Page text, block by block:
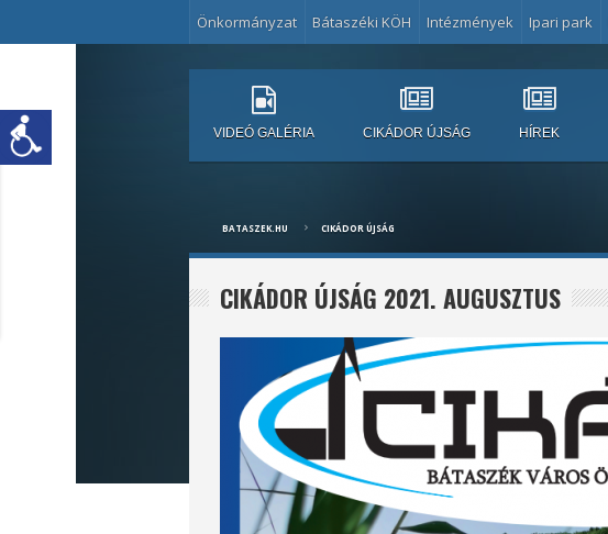
Önkormányzat Bátaszéki KÖH Intézmények Ipari park
VIDEÓ GALÉRIA CIKÁDOR ÚJSÁG HÍREK
BATASZEK.HU CIKÁDOR ÚJSÁG
CIKÁDOR ÚJSÁG 2021. AUGUSZTUS